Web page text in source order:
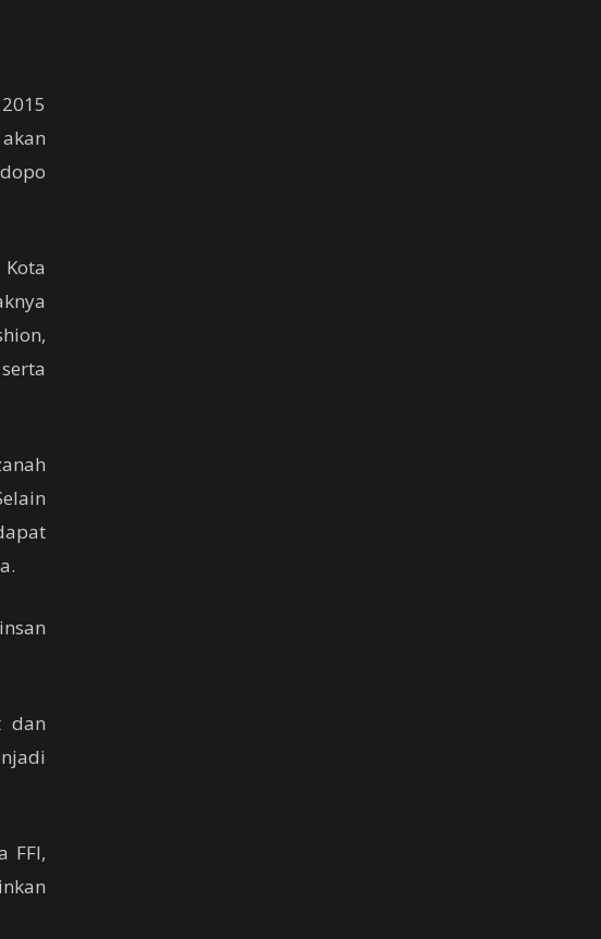
dan
FFI,